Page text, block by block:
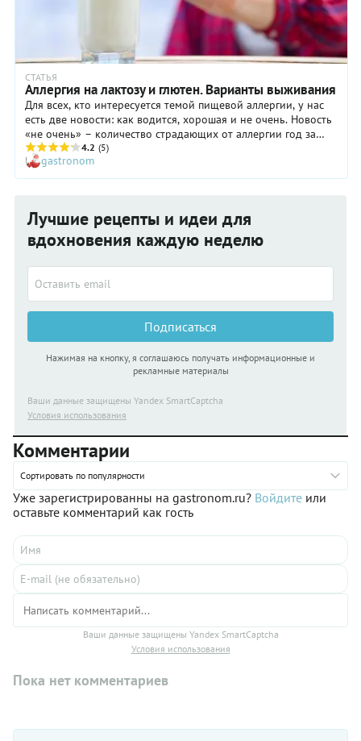
СТАТЬЯ
Аллергия на лактозу и глютен. Варианты выживания
Для всех, кто интересуется темой пищевой аллергии, у нас
есть две новости: как водится, хорошая и не очень. Новость
«не очень» – количество страдающих от аллергии год за
годом увеличивается. Хорошая же заключается в том, что в
решении этой проблемы, возможно, забрезжил свет.
4.2 (5)
gastronom
Лучшие рецепты и идеи для
вдохновения каждую неделю
Подписаться
Нажимая на кнопку, я соглашаюсь получать информационные и
рекламные материалы
Ваши данные защищены Yandex SmartCaptcha
Условия использования
Комментарии
Сортировать по популярности
Уже зарегистрированны на gastronom.ru? Войдите или
оставьте комментарий как гость
Ваши данные защищены Yandex SmartCaptcha
Условия использования
Пока нет комментариев